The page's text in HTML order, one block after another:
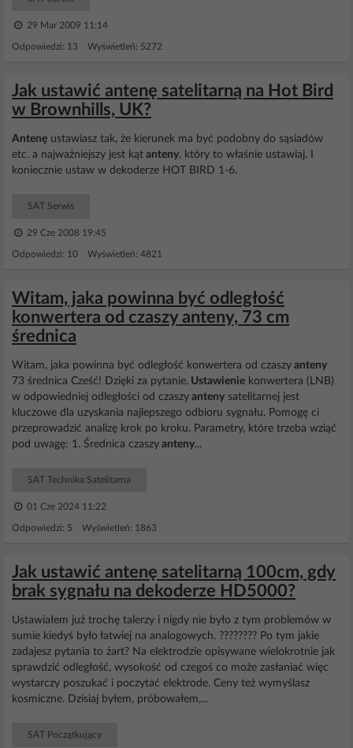
29 Mar 2009 11:14
Odpowiedzi: 13 Wyświetleń: 5272
Jak ustawić antenę satelitarną na Hot Bird
w Brownhills, UK?
Antenę ustawiasz tak, że kierunek ma być podobny do sąsiadów
etc. a najważniejszy jest kąt anteny, który to właśnie ustawiaj. I
koniecznie ustaw w dekoderze HOT BIRD 1-6.
SAT Serwis
29 Cze 2008 19:45
Odpowiedzi: 10 Wyświetleń: 4821
Witam, jaka powinna być odległość
konwertera od czaszy anteny, 73 cm
średnica
Witam, jaka powinna być odległość konwertera od czaszy anteny
73 średnica Cześć! Dzięki za pytanie. Ustawienie konwertera (LNB)
w odpowiedniej odległości od czaszy anteny satelitarnej jest
kluczowe dla uzyskania najlepszego odbioru sygnału. Pomogę ci
przeprowadzić analizę krok po kroku. Parametry, które trzeba wziąć
pod uwagę: 1. Średnica czaszy anteny...
SAT Technika Satelitarna
01 Cze 2024 11:22
Odpowiedzi: 5 Wyświetleń: 1863
Jak ustawić antenę satelitarną 100cm, gdy
brak sygnału na dekoderze HD5000?
Ustawiałem już trochę talerzy i nigdy nie było z tym problemów w
sumie kiedyś było łatwiej na analogowych. ???????? Po tym jakie
zadajesz pytania to żart? Na elektrodzie opisywane wielokrotnie jak
sprawdzić odległość, wysokość od czegoś co może zasłaniać więc
wystarczy poszukać i poczytać elektrode. Ceny też wymyślasz
kosmiczne. Dzisiaj byłem, próbowałem,...
SAT Początkujący